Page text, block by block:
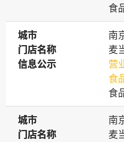
食
城市
城市
南
门店名称
门店名称
麦
信息公示
信息公示
营
食
食
城市
城市
南
门店名称
门店名称
麦